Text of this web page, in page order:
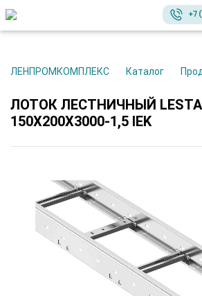
+7
ЛЕНПРОМКОМПЛЕКС Каталог
ЛОТОК ЛЕСТНИЧНЫЙ LESTA
150Х200Х3000-1,5 IEK